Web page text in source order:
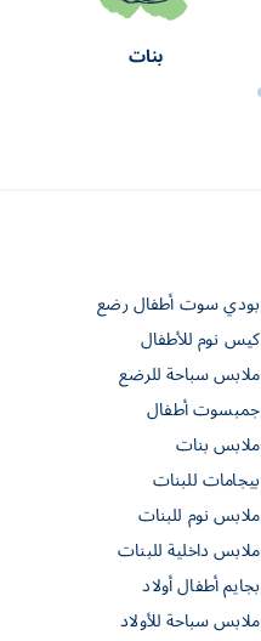
بنات
بودي سوت أطفال رضع
كيس نوم للأطفال
ملابس سباحة للرضع
جمبسوت أطفال
ملابس بنات
بيجامات للبنات
ملابس نوم للبنات
ملابس داخلية للبنات
بجايم أطفال أولاد
ملابس سباحة للأولاد